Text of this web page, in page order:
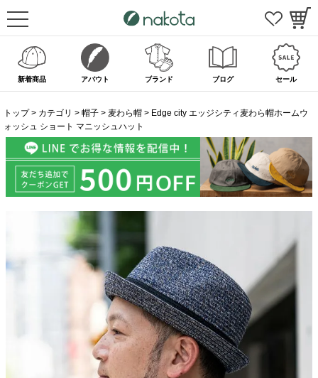
新着商品 アバウト ブランド ブログ セール
トップ カテゴリ 帽子 麦わら帽
Edge city エッジシティ麦わら帽ホームウ
ォッシュ ショート マニッシュハット